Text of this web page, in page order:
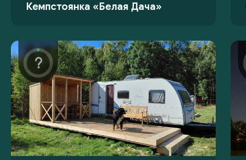
Кемпстоянка «Белая Дача»